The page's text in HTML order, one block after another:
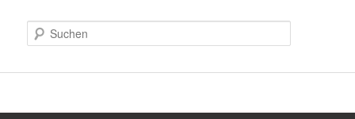
u
h